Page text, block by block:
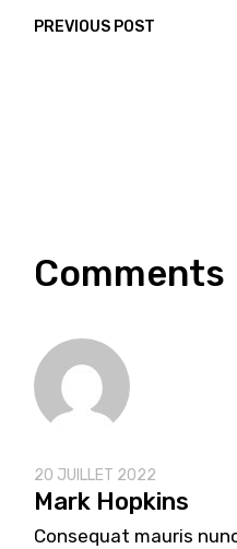
PREVIOUS POST
Comments
Mark Hopkins
20 JUILLET 2022
Consequat mauris